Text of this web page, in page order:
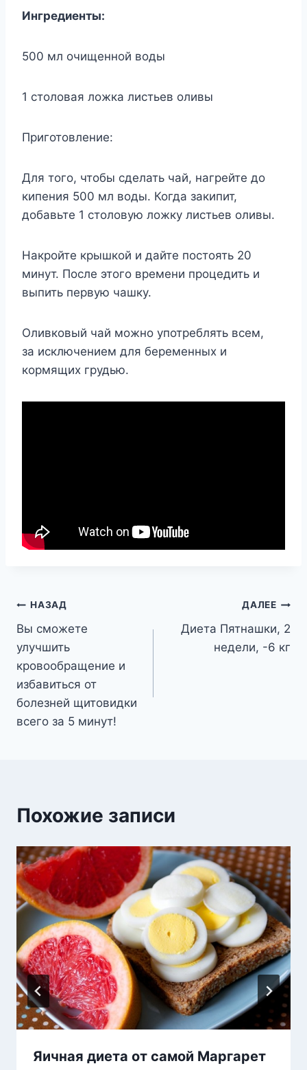
Ингредиенты:
500 мл очищенной воды
1 столовая ложка листьев оливы
Приготовление:
Для того, чтобы сделать чай, нагрейте до
кипения 500 мл воды. Когда закипит,
добавьте 1 столовую ложку листьев оливы.
Накройте крышкой и дайте постоять 20
минут. После этого времени процедить и
выпить первую чашку.
Оливковый чай можно употреблять всем,
за исключением для беременных и
кормящих грудью.
Навигация
по
записям
НАЗАД
Вы сможете
улучшить
кровообращение и
избавиться от
болезней щитовидки
всего за 5 минут!
ДАЛЕЕ
Диета Пятнашки, 2
недели, -6 кг
Похожие записи
Яичная диета от самой Маргарет